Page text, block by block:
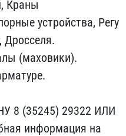
Краны
устройства, Регу​
(маховики).
8 (35245) 29322​ ИЛИ
информация на